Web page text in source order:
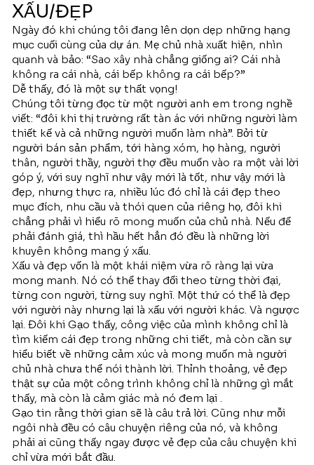
XẤU/ĐẸP
Ngày đó khi chúng tôi đang lên dọn dẹp những hạng
mục cuối cùng của dự án. Mẹ chủ nhà xuất hiện, nhìn
quanh và bảo: “Sao xây nhà chẳng giống ai? Cái nhà
không ra cái nhà, cái bếp không ra cái bếp?”
Dễ thấy, đó là một sự thất vọng!
Chúng tôi từng đọc từ một người anh em trong nghề
viết: “đôi khi thị trường rất tàn ác với những người làm
thiết kế và cả những người muốn làm nhà”. Bởi từ
người bán sản phẩm, tới hàng xóm, họ hàng, người
thân, người thầy, người thợ đều muốn vào ra một vài lời
góp ý, với suy nghĩ như vậy mới là tốt, như vậy mới là
đẹp, nhưng thực ra, nhiều lúc đó chỉ là cái đẹp theo
mục đích, nhu cầu và thói quen của riêng họ, đôi khi
chẳng phải vì hiểu rõ mong muốn của chủ nhà. Nếu để
phải đánh giá, thì hầu hết hẳn đó đều là những lời
khuyên không mang ý xấu.
Xấu và đẹp vốn là một khái niệm vừa rõ ràng lại vừa
mong manh. Nó có thể thay đổi theo từng thời đại,
từng con người, từng suy nghĩ. Một thứ có thể là đẹp
với người này nhưng lại là xấu với người khác. Và ngược
lại. Đôi khi Gạo thấy, công việc của mình không chỉ là
tìm kiếm cái đẹp trong những chi tiết, mà còn cần sự
hiểu biết về những cảm xúc và mong muốn mà người
chủ nhà chưa thể nói thành lời. Thỉnh thoảng, vẻ đẹp
thật sự của một công trình không chỉ là những gì mắt
thấy, mà còn là cảm giác mà nó đem lại .
Gạo tin rằng thời gian sẽ là câu trả lời. Cũng như mỗi
ngôi nhà đều có câu chuyện riêng của nó, và không
phải ai cũng thấy ngay được vẻ đẹp của câu chuyện khi
chỉ vừa mới bắt đầu.